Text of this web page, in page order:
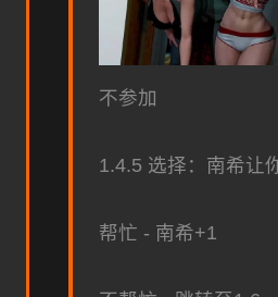
不参加
1.4.5 选择：南希让
帮忙 - 南希+1